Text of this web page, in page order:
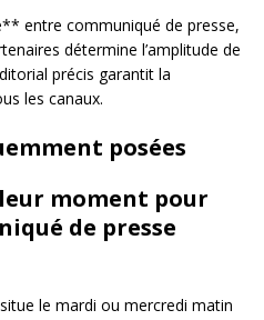
entre communiqué de presse,
détermine l’amplitude de
précis garantit la
les canaux.
posées
moment pour
de presse
le mardi ou mercredi matin